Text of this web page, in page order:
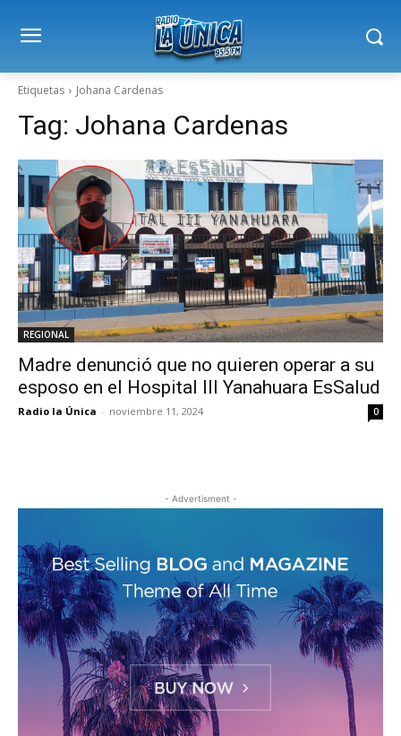
Etiquetas Johana Cardenas
Tag: Johana Cardenas
REGIONAL
Madre denunció que no quieren operar a su
esposo en el Hospital III Yanahuara EsSalud
Radio la Única - noviembre 11, 2024 0
- Advertisment -